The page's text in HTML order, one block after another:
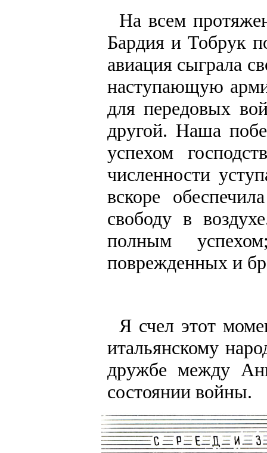
На всем
Бардия и Тобрук
авиация сыграла
наступающую
для передовых
другой. Наша
успехом
численности
вскоре
свободу в
полным
поврежденных и
Я счел этот
итальянскому
дружбе между
состоянии войны.